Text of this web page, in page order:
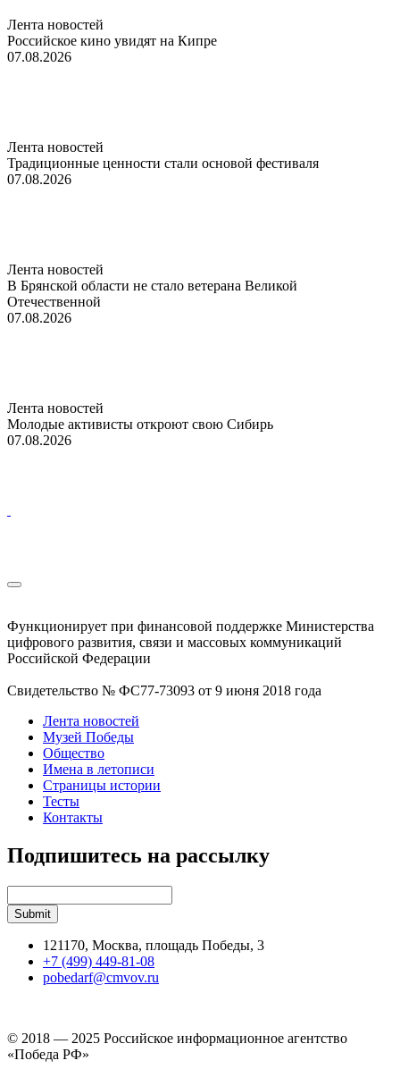
Лента новостей
Российское кино увидят на Кипре
07.08.2026
Лента новостей
Традиционные ценности стали основой фестиваля
07.08.2026
Лента новостей
В Брянской области не стало ветерана Великой
Отечественной
07.08.2026
Лента новостей
Молодые активисты откроют свою Сибирь
07.08.2026
Функционирует при финансовой поддержке Министерства
цифрового развития, связи и массовых коммуникаций
Российской Федерации
Свидетельство № ФС77-73093 от 9 июня 2018 года
Лента новостей
Музей Победы
Общество
Имена в летописи
Страницы истории
Тесты
Контакты
Подпишитесь на рассылку
121170, Москва, площадь Победы, 3
+7 (499) 449-81-08
pobedarf@cmvov.ru
© 2018 — 2025 Российское информационное агентство
«Победа РФ»